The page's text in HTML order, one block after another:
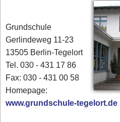
Grundschule
Gerlindeweg 11-23
13505 Berlin-Tegelort
Tel. 030 - 431 17 86‎
Fax: 030 - 431 00 58‎
Homepage:
www.grundschule-tegelort.de